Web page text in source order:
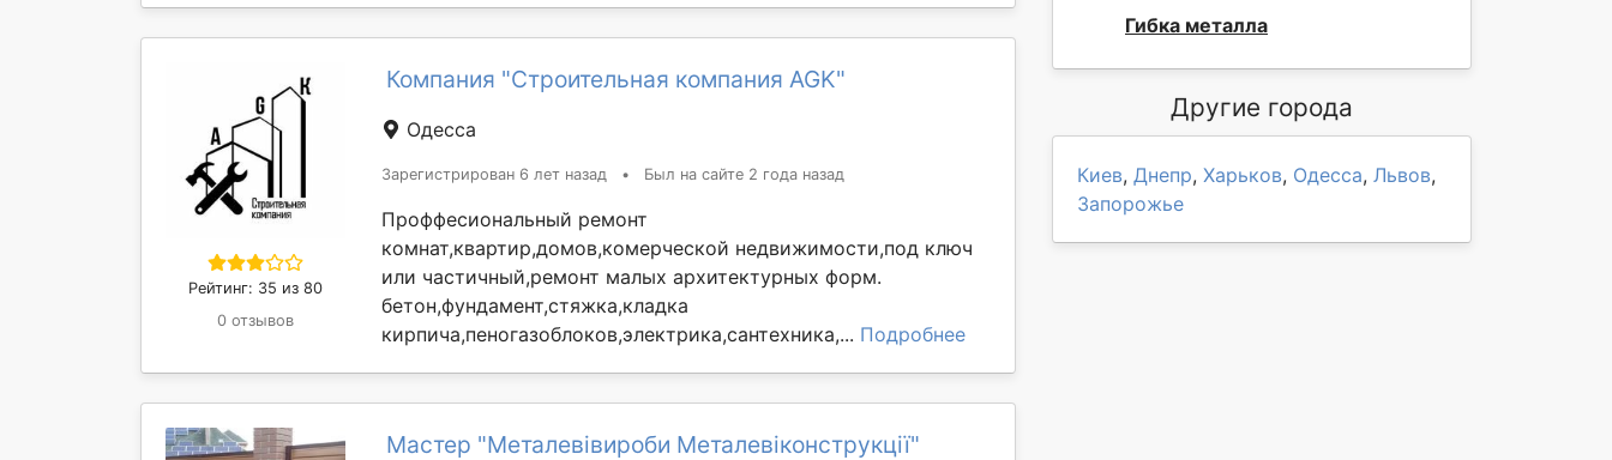
Рейтинг: 35 из 80
0 отзывов
Компания "Строительная компания AGK"
Одесса
Зарегистрирован 6 лет назад • Был на сайте 2 года назад
Проффесиональный ремонт
комнат,квартир,домов,комерческой недвижимости,под ключ
или частичный,ремонт малых архитектурных форм.
бетон,фундамент,стяжка,кладка
кирпича,пеногазоблоков,электрика,сантехника,... Подробнее
Мастер "Металевівироби Металевіконструкції"
Гибка металла
Другие города
Киев, Днепр, Харьков, Одесса, Львов,
Запорожье